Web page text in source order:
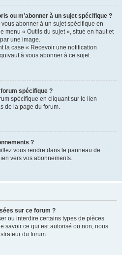
ou m’abonner à un sujet spécifique ?
abonner à un sujet spécifique en
menu « Outils du sujet », situé en haut et
une image.
la case « Recevoir une notification
à vous abonner à ce sujet.
spécifique ?
spécifique en cliquant sur le lien
de la page du forum.
?
vous rendre dans le panneau de
vers vos abonnements.
sur ce forum ?
ou interdire certains types de pièces
savoir ce qui est autorisé ou non, nous
du forum.